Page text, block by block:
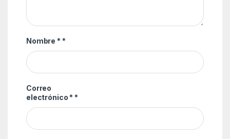
Nombre * *
Correo
electrónico * *